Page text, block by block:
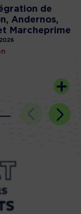
de
Andernos,
Marcheprime